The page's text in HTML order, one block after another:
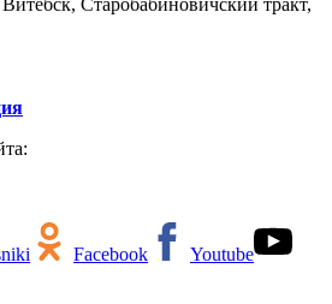
Старобабиновичский тракт,
Facebook Youtube